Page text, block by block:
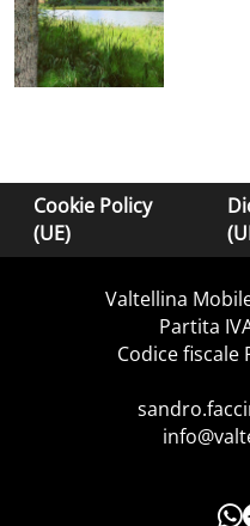
Cookie Policy
(UE)
Valtellina
Partita
Codice fiscale